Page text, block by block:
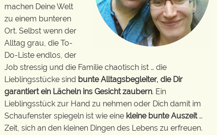
machen Deine Welt
zu einem bunteren
Ort. Selbst wenn der
Alltag grau, die To-
Do-Liste endlos, der
Job stressig und die Familie chaotisch ist … die
Lieblingsstücke sind bunte Alltagsbegleiter, die Dir
garantiert ein Lächeln ins Gesicht zaubern. Ein
Lieblingsstück zur Hand zu nehmen oder Dich damit im
Schaufenster spiegeln ist wie eine kleine bunte Auszeit…
Zeit, sich an den kleinen Dingen des Lebens zu erfreuen.